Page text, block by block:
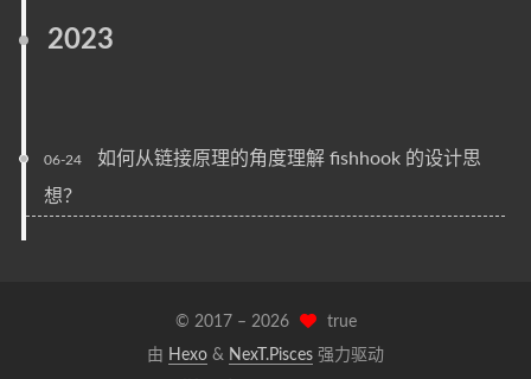
2023
06-24
如何从链接原理的角度理解 fishhook 的设计思
想？
© 2017 – 2026
true
由 Hexo & NexT.Pisces 强力驱动